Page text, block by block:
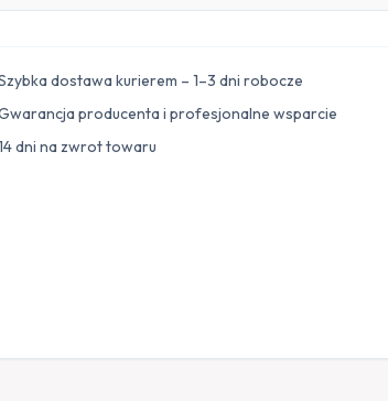
dostawa kurierem – 1–3 dni robocze
producenta i profesjonalne wsparcie
dni na zwrot towaru